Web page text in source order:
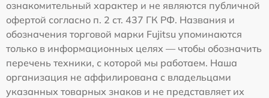
ознакомительный характер и не являются публичной
офертой согласно п. 2 ст. 437 ГК РФ. Названия и
обозначения торговой марки Fujitsu упоминаются
только в информационных целях — чтобы обозначить
перечень техники, с которой мы работаем. Наша
организация не аффилирована с владельцами
указанных товарных знаков и не представляет их